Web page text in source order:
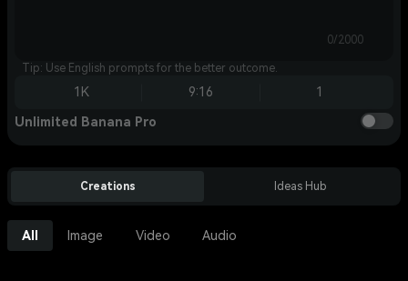
0/2000
Tip: Use English prompts for the better outcome.
1K 9:16 1
Unlimited Banana Pro
Creations Ideas Hub
All Image Video Audio